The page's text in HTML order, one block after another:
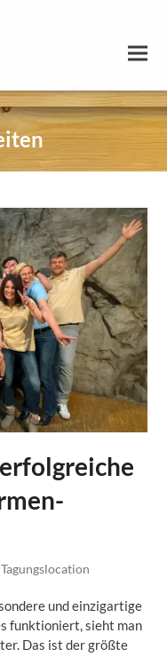
Tagungslocation
und einzigartige
funktioniert, sieht man
Das ist der größte